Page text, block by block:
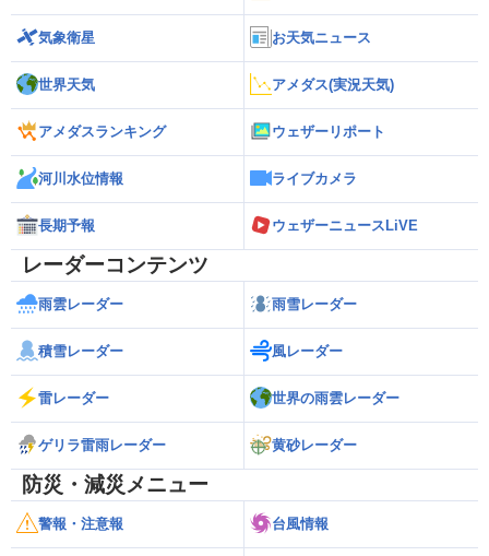
気象衛星 お天気ニュース
世界天気 アメダス(実況天気)
アメダスランキング ウェザーリポート
河川水位情報 ライブカメラ
長期予報 ウェザーニュースLiVE
レーダーコンテンツ
雨雲レーダー 雨雪レーダー
積雪レーダー 風レーダー
雷レーダー 世界の雨雲レーダー
ゲリラ雷雨レーダー 黄砂レーダー
防災・減災メニュー
警報・注意報 台風情報